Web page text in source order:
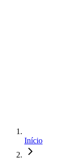
Início